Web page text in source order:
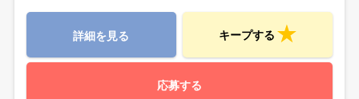
詳細を見る キープする
応募する